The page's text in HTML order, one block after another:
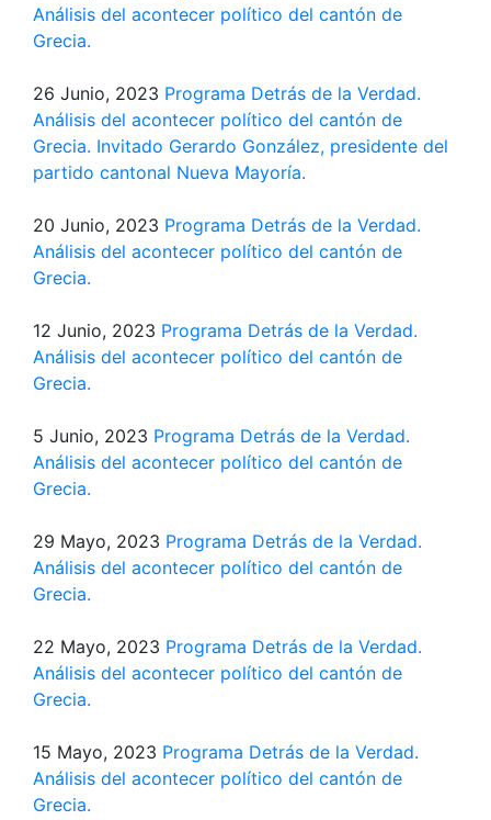
Análisis del acontecer político del cantón de
Grecia.
26 Junio, 2023 Programa Detrás de la Verdad.
Análisis del acontecer político del cantón de
Grecia. Invitado Gerardo González, presidente del
partido cantonal Nueva Mayoría.
20 Junio, 2023 Programa Detrás de la Verdad.
Análisis del acontecer político del cantón de
Grecia.
12 Junio, 2023 Programa Detrás de la Verdad.
Análisis del acontecer político del cantón de
Grecia.
5 Junio, 2023 Programa Detrás de la Verdad.
Análisis del acontecer político del cantón de
Grecia.
29 Mayo, 2023 Programa Detrás de la Verdad.
Análisis del acontecer político del cantón de
Grecia.
22 Mayo, 2023 Programa Detrás de la Verdad.
Análisis del acontecer político del cantón de
Grecia.
15 Mayo, 2023 Programa Detrás de la Verdad.
Análisis del acontecer político del cantón de
Grecia.